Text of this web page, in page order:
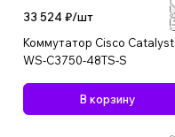
33 524 ₽/шт
Коммутатор Cisco Catalyst
WS-C3750-48TS-S
В корзину